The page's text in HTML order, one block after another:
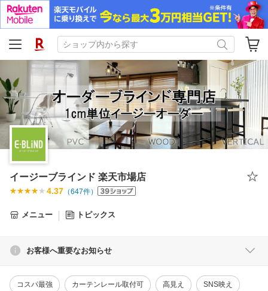
イージーブラインド 楽天市場店
4.37 （647件）
メニュー トピックス
お客様へ重要なお知らせ
コスパ最強 カーテンレール取付可 高見え SNS映え